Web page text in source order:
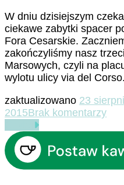
W dniu dzisiejszym
ciekawe zabytki spacer
Fora Cesarskie.
zakończyliśmy nasz
Marsowych, czyli na
wylotu ulicy via del Corso.
zaktualizowano 23
2015Brak komentarzydo